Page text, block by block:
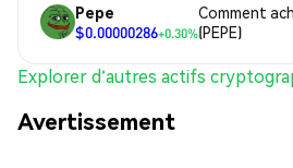
Pepe
$0.00000286+0.30%
Comment
(PEPE)
Explorer d'autres actifs
Avertissement